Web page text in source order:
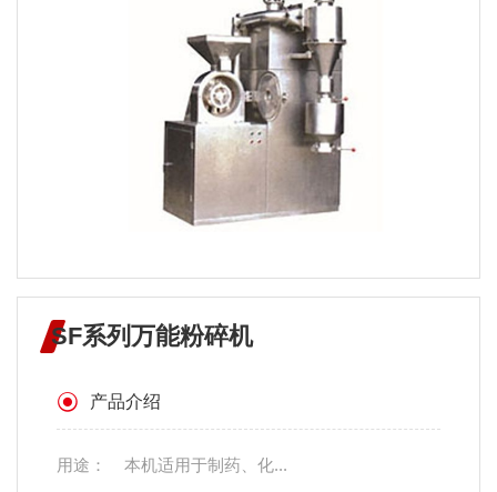
SF系列万能粉碎机
产品介绍
用途： 本机适用于制药、化...